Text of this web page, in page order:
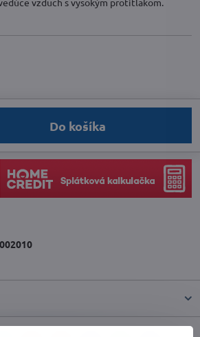
Do košíka